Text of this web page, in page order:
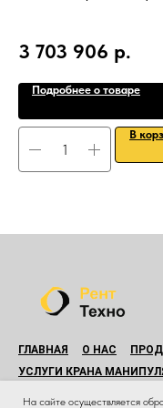
3 703 906 р.
Подробнее о товаре
В
ГЛАВНАЯ О НАС
УСЛУГИ КРАНА
© Все права защищены.
На сайте осуществляется